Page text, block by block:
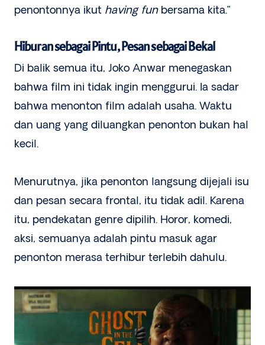
penontonnya ikut having funbersama kita.”
Hiburan sebagai Pintu, Pesan sebagai Bekal
Di balik semua itu, Joko Anwar menegaskan
bahwa film ini tidak ingin menggurui. Ia sadar
bahwa menonton film adalah usaha. Waktu
dan uang yang diluangkan penonton bukan hal
kecil.
Menurutnya, jika penonton langsung dijejali isu
dan pesan secara frontal, itu tidak adil. Karena
itu, pendekatan genre dipilih. Horor, komedi,
aksi, semuanya adalah pintu masuk agar
penonton merasa terhibur terlebih dahulu.